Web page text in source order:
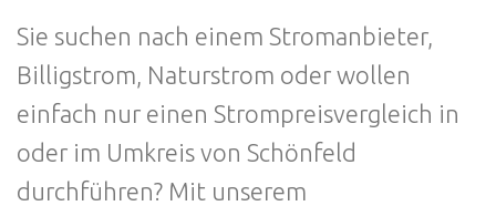
Sie suchen nach einem Stromanbieter,
Billigstrom, Naturstrom oder wollen
einfach nur einen Strompreisvergleich in
oder im Umkreis von Schönfeld
durchführen? Mit unserem